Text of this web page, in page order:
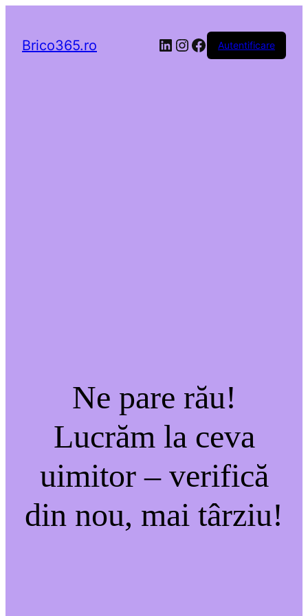
Brico365.ro LinkedIn
Instagram
Facebook
Autentificare
Ne pare rău!
Lucrăm la ceva
uimitor – verifică
din nou, mai târziu!